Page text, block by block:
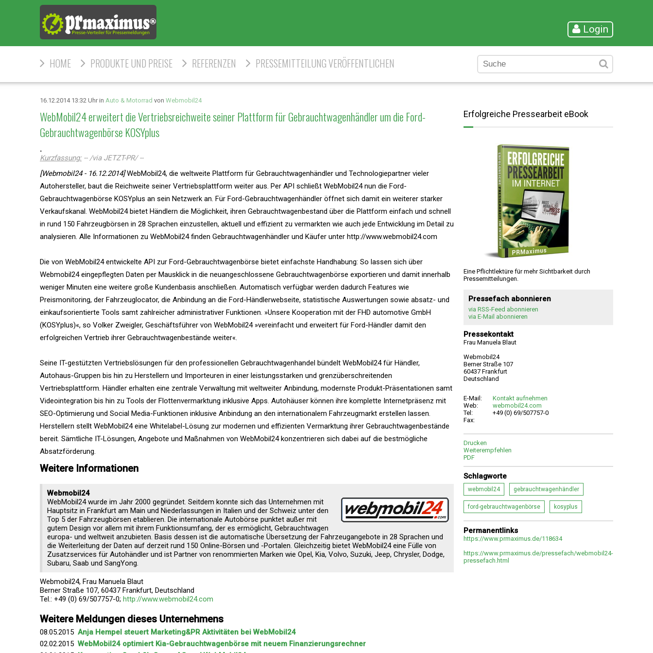
Login
HOME PRODUKTE UND PREISE REFERENZEN PRESSEMITTEILUNG VERÖFFENTLICHEN
16.12.2014 13:32 Uhr in Auto & Motorrad von Webmobil24
WebMobil24 erweitert die Vertriebsreichweite seiner Plattform für Gebrauchtwagenhändler um die Ford-
Gebrauchtwagenbörse KOSYplus
.
Kurzfassung:-- /via JETZT-PR/ --
[Webmobil24 - 16.12.2014]WebMobil24, die weltweite Plattform für Gebrauchtwagenhändler und Technologiepartner vieler
Autohersteller, baut die Reichweite seiner Vertriebsplattform weiter aus. Per API schließt WebMobil24 nun die Ford-
Gebrauchtwagenbörse KOSYplus an sein Netzwerk an. Für Ford-Gebrauchtwagenhändler öffnet sich damit ein weiterer starker
Verkaufskanal. WebMobil24 bietet Händlern die Möglichkeit, ihren Gebrauchtwagenbestand über die Plattform einfach und schnell
in rund 150 Fahrzeugbörsen in 28 Sprachen einzustellen, aktuell und effizient zu vermarkten wie auch jede Entwicklung im Detail zu
analysieren. Alle Informationen zu WebMobil24 finden Gebrauchtwagenhändler und Käufer unter http://www.webmobil24.com
Die von WebMobil24 entwickelte API zur Ford-Gebrauchtwagenbörse bietet einfachste Handhabung: So lassen sich über
Webmobil24 eingepflegten Daten per Mausklick in die neuangeschlossene Gebrauchtwagenbörse exportieren und damit innerhalb
weniger Minuten eine weitere große Kundenbasis anschließen. Automatisch verfügbar werden dadurch Features wie
Preismonitoring, der Fahrzeuglocator, die Anbindung an die Ford-Händlerwebseite, statistische Auswertungen sowie absatz- und
einkaufsorientierte Tools samt zahlreicher administrativer Funktionen. »Unsere Kooperation mit der FHD automotive GmbH
(KOSYplus)«, so Volker Zweigler, Geschäftsführer von WebMobil24 »vereinfacht und erweitert für Ford-Händler damit den
erfolgreichen Vertrieb ihrer Gebrauchtwagenbestände weiter«.
Seine IT-gestützten Vertriebslösungen für den professionellen Gebrauchtwagenhandel bündelt WebMobil24 für Händler,
Autohaus-Gruppen bis hin zu Herstellern und Importeuren in einer leistungsstarken und grenzüberschreitenden
Vertriebsplattform. Händler erhalten eine zentrale Verwaltung mit weltweiter Anbindung, modernste Produkt-Präsentationen samt
Videointegration bis hin zu Tools der Flottenvermarktung inklusive Apps. Autohäuser können ihre komplette Internetpräsenz mit
SEO-Optimierung und Social Media-Funktionen inklusive Anbindung an den internationalem Fahrzeugmarkt erstellen lassen.
Herstellern stellt WebMobil24 eine Whitelabel-Lösung zur modernen und effizienten Vermarktung ihrer Gebrauchtwagenbestände
bereit. Sämtliche IT-Lösungen, Angebote und Maßnahmen von WebMobil24 konzentrieren sich dabei auf die bestmögliche
Absatzförderung.
Weitere Informationen
Webmobil24
WebMobil24 wurde im Jahr 2000 gegründet. Seitdem konnte sich das Unternehmen mit
Hauptsitz in Frankfurt am Main und Niederlassungen in Italien und der Schweiz unter den
Top 5 der Fahrzeugbörsen etablieren. Die internationale Autobörse punktet außer mit
gutem Design vor allem mit ihrem Funktionsumfang, der es ermöglicht, Gebrauchtwagen
europa- und weltweit anzubieten. Basis dessen ist die automatische Übersetzung der Fahrzeugangebote in 28 Sprachen und
die Weiterleitung der Daten auf derzeit rund 150 Online-Börsen und -Portalen. Gleichzeitig bietet WebMobil24 eine Fülle von
Zusatzservices für Autohändler und ist Partner von renommierten Marken wie Opel, Kia, Volvo, Suzuki, Jeep, Chrysler, Dodge,
Subaru, Saab und SangYong.
Webmobil24, Frau Manuela Blaut
Berner Straße 107, 60437 Frankfurt, Deutschland
Tel.: +49 (0) 69/507757-0; http://www.webmobil24.com
Weitere Meldungen dieses Unternehmens
08.05.2015 Anja Hempel steuert Marketing&PR Aktivitäten bei WebMobil24
02.02.2015 WebMobil24 optimiert Kia-Gebrauchtwagenbörse mit neuem Finanzierungsrechner
Erfolgreiche Pressearbeit eBook
Eine Pflichtlektüre für mehr Sichtbarkeit durch
Pressemitteilungen.
Pressefach abonnieren
via RSS-Feed abonnieren
via E-Mail abonnieren
Pressekontakt
Frau Manuela Blaut
Webmobil24
Berner Straße 107
60437 Frankfurt
Deutschland
E-Mail:
Kontakt aufnehmen
Web:
webmobil24.com
Tel:
+49 (0) 69/507757-0
Fax:
Drucken
Weiterempfehlen
PDF
Schlagworte
webmobil24 gebrauchtwagenhändler
ford-gebrauchtwagenbörse kosyplus
Permanentlinks
https://www.prmaximus.de/118634
https://www.prmaximus.de/pressefach/webmobil24-
pressefach.html